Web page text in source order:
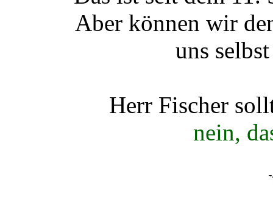
Aber können wir
uns
Herr Fischer
nein,